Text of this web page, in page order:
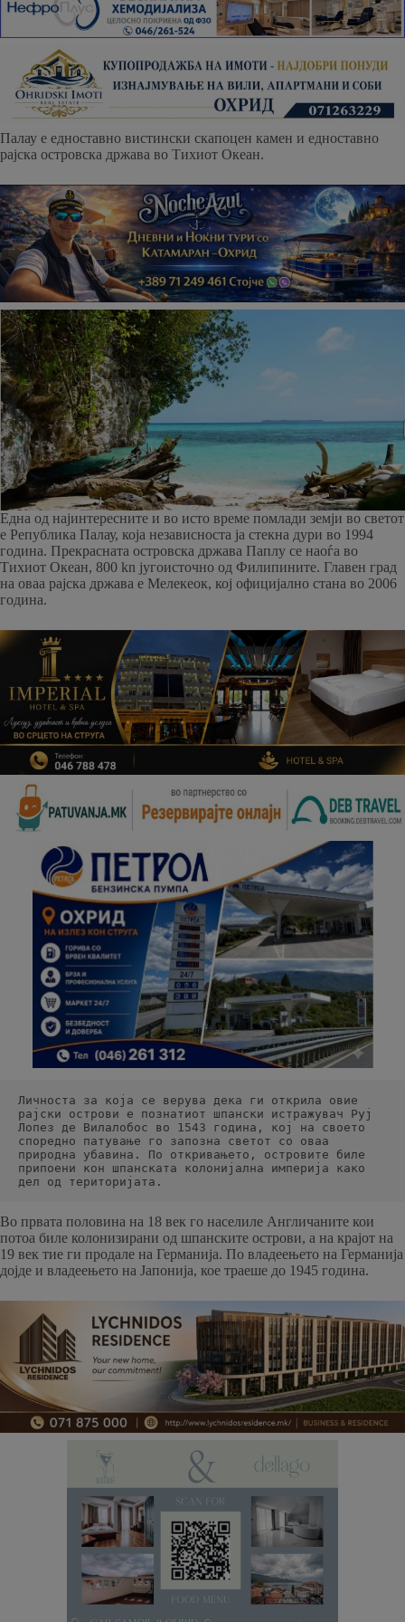
Палау е едноставно вистински скапоцен камен и едноставно
рајска островска држава во Тихиот Океан.
Една од најинтересните и во исто време помлади земји во светот
е Република Палау, која независноста ја стекна дури во 1994
година. Прекрасната островска држава Паплу се наоѓа во
Тихиот Океан, 800 kn југоисточно од Филипините. Главен град
на оваа рајска држава е Мелекеок, кој официјално стана во 2006
година.
Личноста за која се верува дека ги открила овие
рајски острови е познатиот шпански истражувач Руј
Лопез де Вилалобос во 1543 година, кој на своето
споредно патување го запозна светот со оваа
природна убавина. По откривањето, островите биле
припоени кон шпанската колонијална империја како
дел од територијата.
Во првата половина на 18 век го населиле Англичаните кои
потоа биле колонизирани од шпанските острови, а на крајот на
19 век тие ги продале на Германија. По владеењето на Германија
дојде и владеењето на Јапонија, кое траеше до 1945 година.